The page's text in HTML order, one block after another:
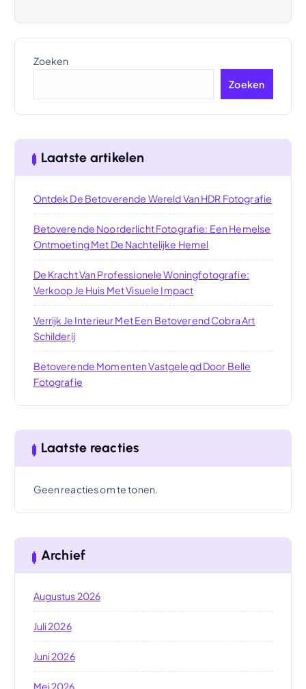
Zoeken
Zoeken
Laatste artikelen
Ontdek De Betoverende Wereld Van HDR Fotografie
Betoverende Noorderlicht Fotografie: Een Hemelse
Ontmoeting Met De Nachtelijke Hemel
De Kracht Van Professionele Woningfotografie:
Verkoop Je Huis Met Visuele Impact
Verrijk Je Interieur Met Een Betoverend Cobra Art
Schilderij
Betoverende Momenten Vastgelegd Door Belle
Fotografie
Laatste reacties
Geen reacties om te tonen.
Archief
Augustus 2026
Juli 2026
Juni 2026